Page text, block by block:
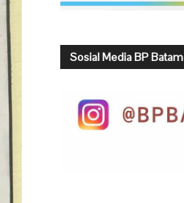
Sosial Media BP Batam